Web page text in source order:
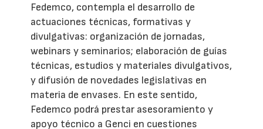
Fedemco, contempla el desarrollo de
actuaciones técnicas, formativas y
divulgativas: organización de jornadas,
webinars y seminarios; elaboración de guías
técnicas, estudios y materiales divulgativos,
y difusión de novedades legislativas en
materia de envases. En este sentido,
Fedemco podrá prestar asesoramiento y
apoyo técnico a Genci en cuestiones